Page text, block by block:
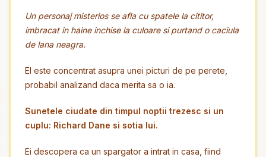
Un personaj misterios se afla cu spatele la cititor,
imbracat in haine inchise la culoare si purtand o caciula
de lana neagra.
El este concentrat asupra unei picturi de pe perete,
probabil analizand daca merita sa o ia.
Sunetele ciudate din timpul noptii trezesc si un
cuplu: Richard Dane si sotia lui.
Ei descopera ca un spargator a intrat in casa, fiind